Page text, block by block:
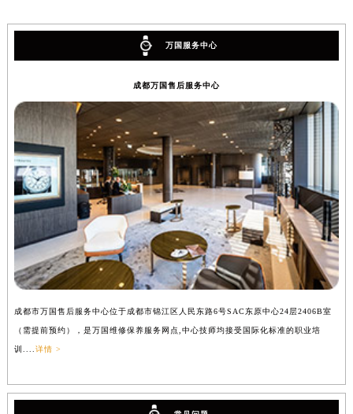
万国服务中心
成都万国售后服务中心
成都市万国售后服务中心位于成都市锦江区人民东路6号SAC东原中心24层2406B室
（需提前预约），是万国维修保养服务网点,中心技师均接受国际化标准的职业培
训.... 详情 >